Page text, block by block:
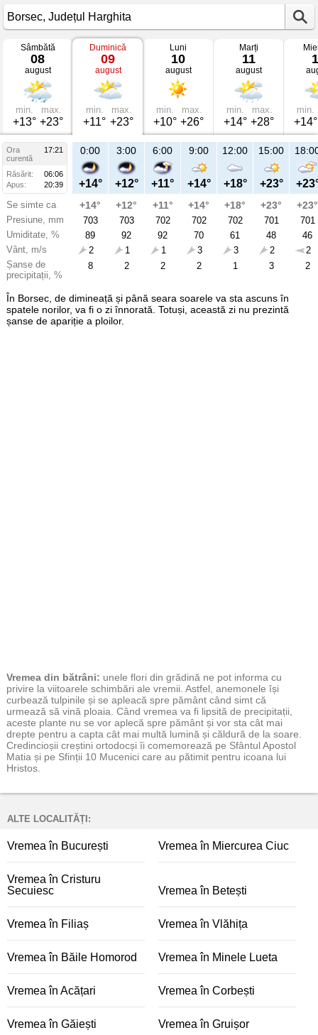
Vremea
Borsec
mâine
Județul
Harghita
Sâmbătă
08
august
min.
+13°
max.
+23°
Duminică
09
august
min.
+11°
max.
+23°
Luni
10
august
min.
+10°
max.
+26°
Marți
11
august
min.
+14°
max.
+28°
min.
+14°
Ora
17:21
curentă
Răsărit:
06:06
Apus:
20:39
Se simte ca
Presiune, mm
Umiditate, %
Vânt, m/s
Șanse de
precipitații, %
21:00
+18°
+18°
703
78
4
31
Du
aug
0:00
+14°
+14°
703
89
2
8
3:00
+12°
+12°
703
92
1
2
6:00
+11°
+11°
702
92
1
2
9:00
+14°
+14°
702
70
3
2
12:00
+18°
+18°
702
61
3
1
15:00
+23°
+23°
701
48
2
3
+23°
701
46
2
2
În Borsec, de dimineață și până seara soarele va sta ascuns în
spatele norilor, va fi o zi înnorată. Totuși, această zi nu prezintă
șanse de apariție a ploilor.
Vremea din bătrâni: unele flori din grădină ne pot informa cu
privire la viitoarele schimbări ale vremii. Astfel, anemonele își
curbează tulpinile și se apleacă spre pământ când simt că
urmează să vină ploaia. Când vremea va fi lipsită de precipitații,
aceste plante nu se vor aplecă spre pământ și vor sta cât mai
drepte pentru a capta cât mai multă lumină și căldură de la soare.
Credincioșii creștini ortodocși îi comemorează pe Sfântul Apostol
Matia și pe Sfinții 10 Mucenici care au pătimit pentru icoana lui
Hristos.
ALTE LOCALITĂȚI:
Vremea în București Vremea în Miercurea Ciuc
Vremea în Cristuru
Secuiesc
Vremea în Betești
Vremea în Filiaș Vremea în Vlăhița
Vremea în Băile Homorod Vremea în Minele Lueta
Vremea în Acățari Vremea în Corbești
Vremea în Găiești Vremea în Gruișor